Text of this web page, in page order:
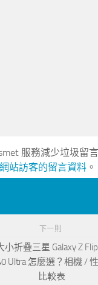
服務減少垃圾留言
站訪客的留言資料 。
下一則
折疊三星 Galaxy Z
Ultra 怎麼選？相機 /
比較表